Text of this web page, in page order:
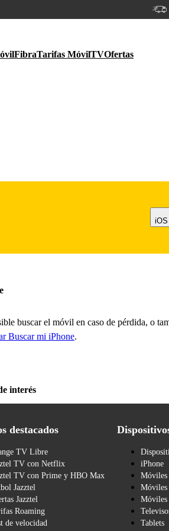
FibraTarifas MóvilTVOfertas
buscar el móvil en caso de pérdida, o
Buscar mi iPhone.
interés
destacados
TV Libre
TV con Netflix
TV con Prime y HBO Max
Jazztel
Jazztel
Roaming
de velocidad
iPhone
Móviles
Móviles
Tablets